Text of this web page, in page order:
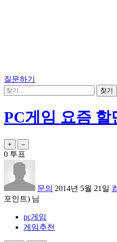
질문하기
PC게임 요즘 할
0 투표
문의 2014년 5월 21일
포인트) 님
pc게임
게임추천